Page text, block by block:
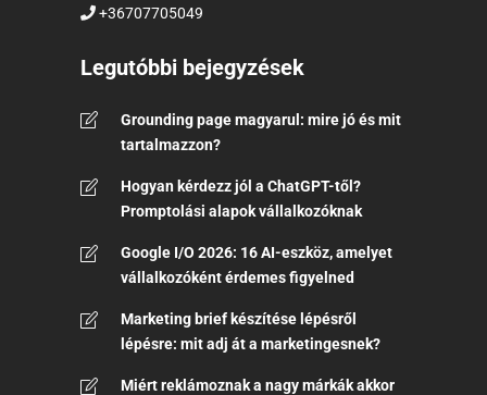
+36707705049
Legutóbbi bejegyzések
Grounding page magyarul: mire jó és mit
tartalmazzon?
Hogyan kérdezz jól a ChatGPT-től?
Promptolási alapok vállalkozóknak
Google I/O 2026: 16 AI-eszköz, amelyet
vállalkozóként érdemes figyelned
Marketing brief készítése lépésről
lépésre: mit adj át a marketingesnek?
Miért reklámoznak a nagy márkák akkor